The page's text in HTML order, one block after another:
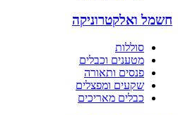
חשמל ואלקטרוניקה
סוללות
מטענים וכבלים
פנסים ותאורה
שקעים ומפצלים
כבלים מאריכים